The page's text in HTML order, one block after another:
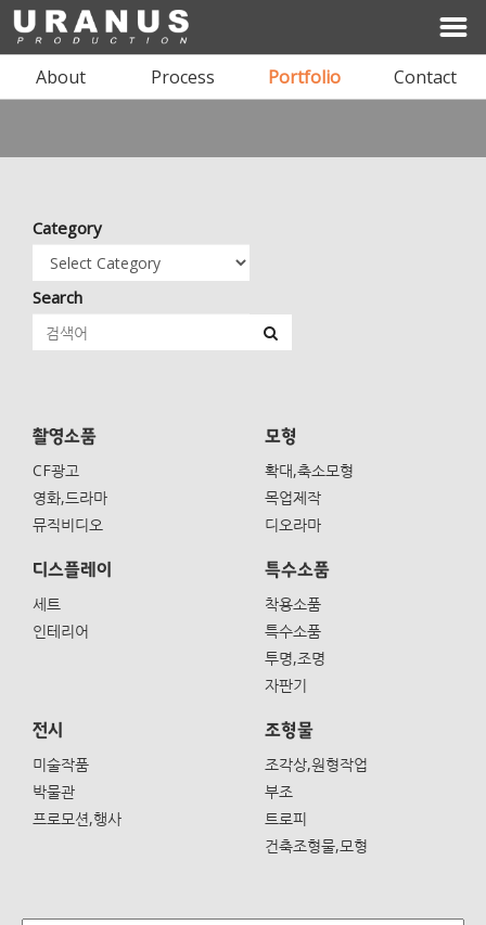
About Process Portfolio Contact
I'LL BE YOUR SPACE
ARCHITECTURE & INTERIOR DESIGN
상담문의 02-1234-1234
Category
Search
촬영소품
CF광고
영화,드라마
뮤직비디오
모형
확대,축소모형
목업제작
디오라마
디스플레이
세트
인테리어
특수소품
착용소품
특수소품
투명,조명
자판기
전시
미술작품
박물관
프로모션,행사
조형물
조각상,원형작업
부조
트로피
건축조형물,모형